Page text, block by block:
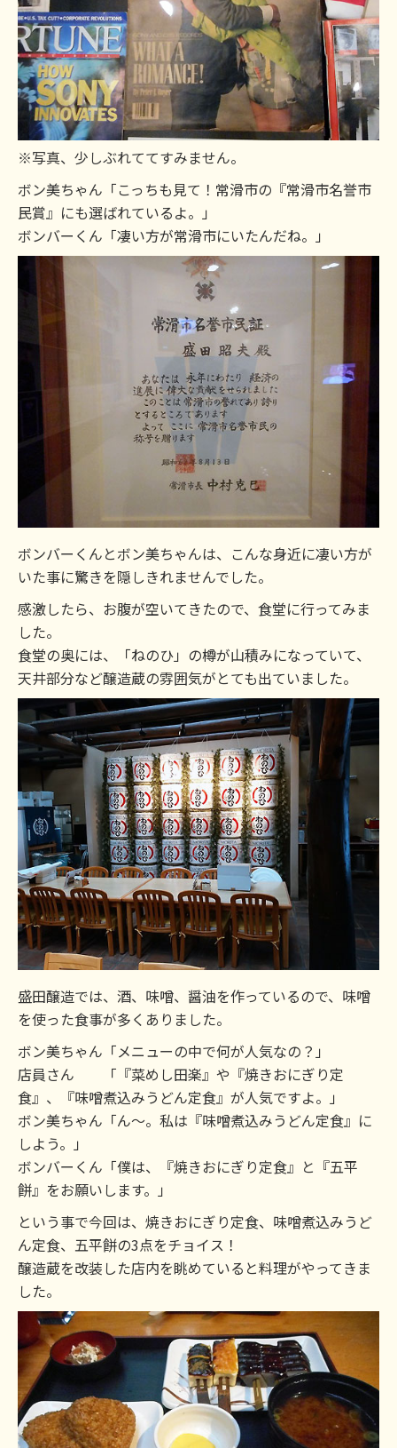
※写真、少しぶれててすみません。
ボン美ちゃん「こっちも見て！常滑市の『常滑市名誉市
民賞』にも選ばれているよ。」
ボンバーくん「凄い方が常滑市にいたんだね。」
ボンバーくんとボン美ちゃんは、こんな身近に凄い方が
いた事に驚きを隠しきれませんでした。
感激したら、お腹が空いてきたので、食堂に行ってみま
した。
食堂の奥には、「ねのひ」の樽が山積みになっていて、
天井部分など醸造蔵の雰囲気がとても出ていました。
盛田醸造では、酒、味噌、醤油を作っているので、味噌
を使った食事が多くありました。
ボン美ちゃん「メニューの中で何が人気なの？」
店員さん 「『菜めし田楽』や『焼きおにぎり定
食』、『味噌煮込みうどん定食』が人気ですよ。」
ボン美ちゃん「ん～。私は『味噌煮込みうどん定食』に
しよう。」
ボンバーくん「僕は、『焼きおにぎり定食』と『五平
餅』をお願いします。」
という事で今回は、焼きおにぎり定食、味噌煮込みうど
ん定食、五平餅の3点をチョイス！
醸造蔵を改装した店内を眺めていると料理がやってきま
した。